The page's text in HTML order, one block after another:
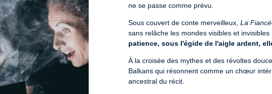
ne se passe comme prévu.
Sous couvert de conte merveilleux, La
sans relâche les mondes visibles et
patience, sous l'égide de l'aigle ardent,
À la croisée des mythes et des révoltes
Balkans qui résonnent comme un chœur
ancestral du récit.